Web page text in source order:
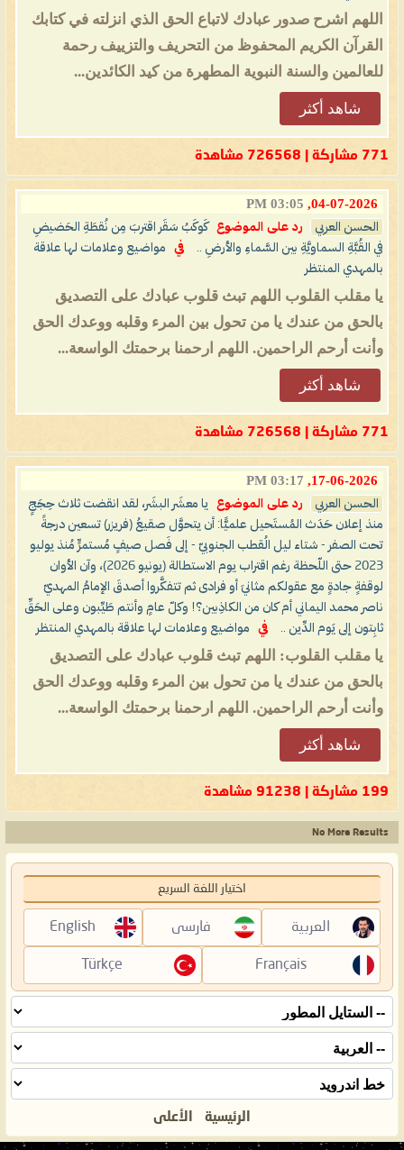
اللهم اشرح صدور عبادك لاتباع الحق الذي انزلته في كتابك
القرآن الكريم المحفوظ من التحريف والتزييف رحمة
للعالمين والسنة النبوية المطهرة من كيد الكائدين...
شاهد أكثر
771 مشاركة | 726568 مشاهدة
04-07-2026,
03:05 PM
الحسن العربي رد على الموضوع
كَوكَبُ سَقَر اقتربَ مِن نُقطَةِ الحَضيضِ
في القُبَّةِ السماويَّةِ بين السَّماءِ والأرضِ ..
في
مواضيع وعلامات لها علاقة
بالمهدي المنتظر
يا مقلب القلوب اللهم تبث قلوب عبادك على التصديق
بالحق من عندك يا من تحول بين المرء وقلبه ووعدك الحق
وأنت أرحم الراحمين. اللهم ارحمنا برحمتك الواسعة...
شاهد أكثر
771 مشاركة | 726568 مشاهدة
17-06-2026,
03:17 PM
الحسن العربي رد على الموضوع
يا معشَر البشَر، لقد انقضت ثلاث حِجَجٍ
منذ إعلان حَدَث المُستَحيل علميًّا: أن يتحوَّل صقيعُ (فريزر) تسعين درجةً
تحت الصفر - شتاء ليل الُقطب الجنوبيّ - إلى فَصل صيفٍ مُستمرٍّ مُنذ يوليو
2023 حتى اللّحظة رغم اقتراب يوم الاستطالة (يونيو 2026)، وآن الأوان
لوقفةٍ جادةٍ مع عقولكم مثانيَ أو فرادى ثم تتفكَّروا أصدقَ الإمامُ المهديّ
ناصر محمد اليماني أم كان من الكاذِبين؟! وكلّ عامٍ وأنتم طَيِّبون وعلى الحَقِّ
ثابِتون إلى يَوم الدِّين ..
في مواضيع وعلامات لها علاقة بالمهدي المنتظر
يا مقلب القلوب: اللهم تبث قلوب عبادك على التصديق
بالحق من عندك يا من تحول بين المرء وقلبه ووعدك الحق
وأنت أرحم الراحمين. اللهم ارحمنا برحمتك الواسعة...
شاهد أكثر
199 مشاركة | 91238 مشاهدة
No More Results
اختيار اللغة السريع
العربية فارسی English
Français
Türkçe
الرئيسية الأعلى